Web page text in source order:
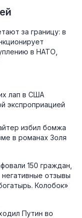
за границу: в
в НАТО,
лап в США
экспроприацией
избил бомжа
в романах Золя
150 граждан,
отзывы
Колобок»
Путин во